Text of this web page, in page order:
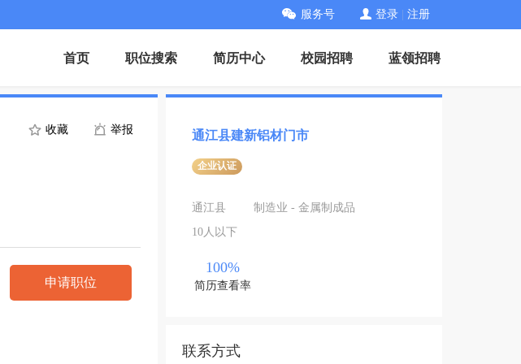
服务号 登录 注册
首页 职位搜索 简历中心 校园招聘 蓝领招聘
收藏 举报
申请职位
通江县建新铝材门市
企业认证
通江县
制造业 - 金属制成品
10人以下
100%
简历查看率
联系方式